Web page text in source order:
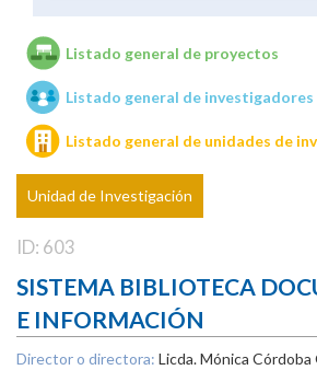
Unidades de investigación
Listado general de proyectos
Listado general de investigadores
Listado general de unidades de
Unidad de Investigación
ID: 603
SISTEMA BIBLIOTECA
E INFORMACIÓN
Director o directora: Licda. Mónica Córdoba